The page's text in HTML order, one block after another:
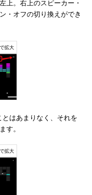
上。右上のスピーカー・
・オフの切り換えができ
はあまりなく、それを
す。